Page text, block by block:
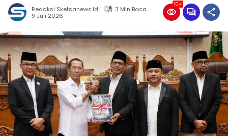
Redaksi Sketsanews.id
3 Min Baca
9 Juli 2026
104